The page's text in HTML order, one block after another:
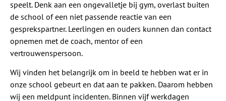
speelt. Denk aan een ongevalletje bij gym, overlast buiten
de school of een niet passende reactie van een
gesprekspartner. Leerlingen en ouders kunnen dan contact
opnemen met de coach, mentor of een
vertrouwenspersoon.
Wij vinden het belangrijk om in beeld te hebben wat er in
onze school gebeurt en dat aan te pakken. Daarom hebben
wij een meldpunt incidenten. Binnen vijf werkdagen